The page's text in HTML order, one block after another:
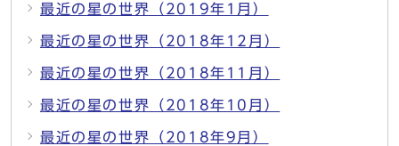
最近の星の世界（2019年1月）
最近の星の世界（2018年12月）
最近の星の世界（2018年11月）
最近の星の世界（2018年10月）
最近の星の世界（2018年9月）